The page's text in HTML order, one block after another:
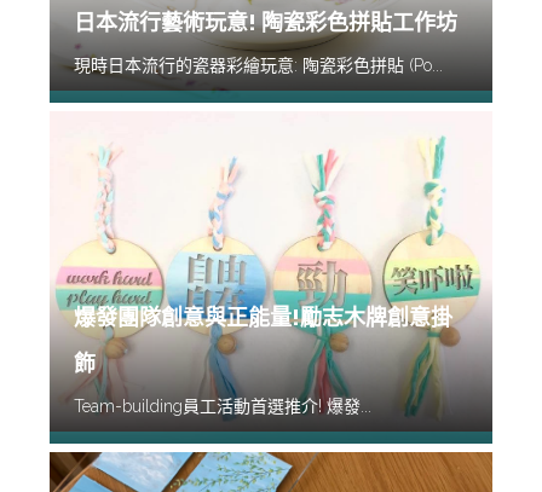
日本流行藝術玩意! 陶瓷彩色拼貼工作坊
現時日本流行的瓷器彩繪玩意: 陶瓷彩色拼貼 (Po...
爆發團隊創意與正能量!勵志木牌創意掛
飾
Team-building員工活動首選推介! 爆發...